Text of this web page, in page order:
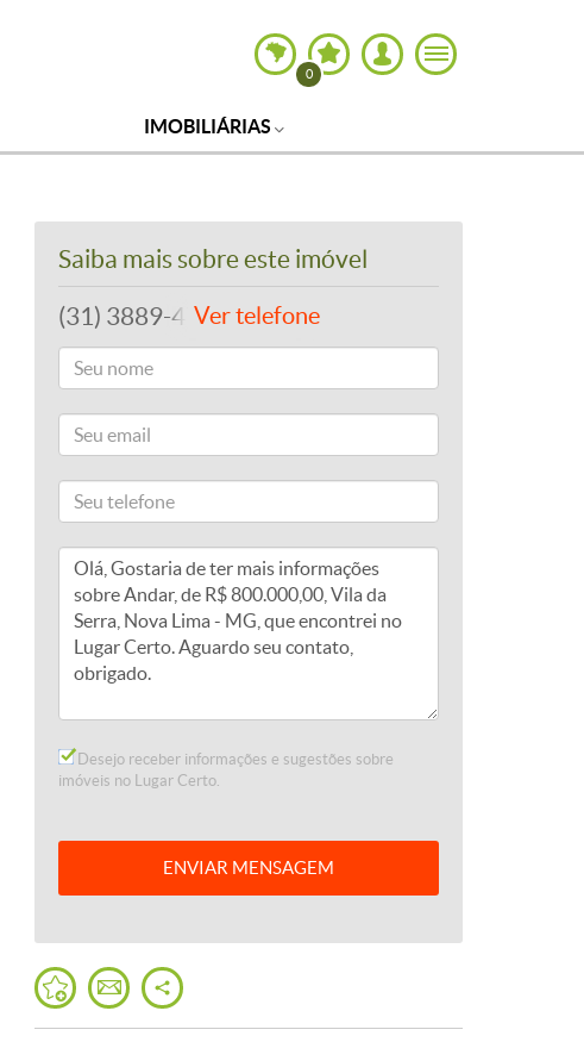
0
IMOBILIÁRIAS
Saiba mais sobre este imóvel
(31) 3889-4765Ver telefone
Desejo receber informações e sugestões sobre
imóveis no Lugar Certo.
ENVIAR MENSAGEM